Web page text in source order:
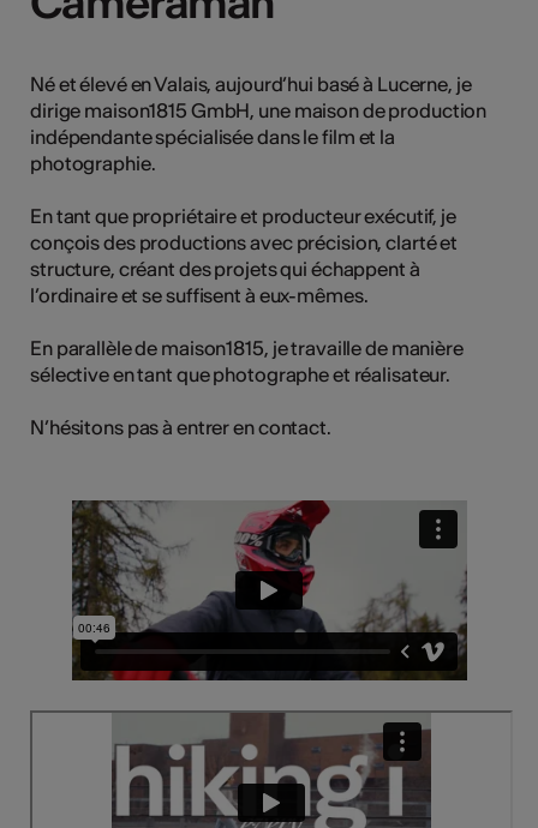
Né et élevé en Valais, aujourd’hui basé à Lucerne, je
dirige maison1815 GmbH, une maison de production
indépendante spécialisée dans le film et la
photographie.
En tant que propriétaire et producteur exécutif, je
conçois des productions avec précision, clarté et
structure, créant des projets qui échappent à
l’ordinaire et se suffisent à eux-mêmes.
En parallèle de maison1815, je travaille de manière
sélective en tant que photographe et réalisateur.
N’hésitons pas à entrer en contact.